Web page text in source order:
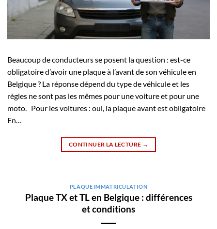
Beaucoup de conducteurs se posent la question : est-ce
obligatoire d’avoir une plaque à l’avant de son véhicule en
Belgique ? La réponse dépend du type de véhicule et les
règles ne sont pas les mêmes pour une voiture et pour une
moto. Pour les voitures : oui, la plaque avant est obligatoire
En…
CONTINUER LA LECTURE →
PLAQUE IMMATRICULATION
Plaque TX et TL en Belgique : différences
et conditions